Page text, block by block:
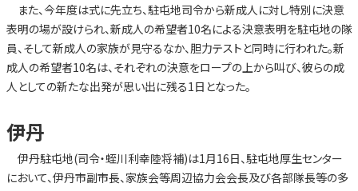
また、今年度は式に先立ち、駐屯地司令から新成人に対し特別に決意
表明の場が設けられ、新成人の希望者10名による決意表明を駐屯地の隊
員、そして新成人の家族が見守るなか、胆力テストと同時に行われた。新
成人の希望者10名は、それぞれの決意をロープの上から叫び、彼らの成
人としての新たな出発が思い出に残る1日となった。
伊丹
伊丹駐屯地(司令・蛭川利幸陸将補)は1月16日、駐屯地厚生センター
において、伊丹市副市長、家族会等周辺協力会会長及び各部隊長等の多